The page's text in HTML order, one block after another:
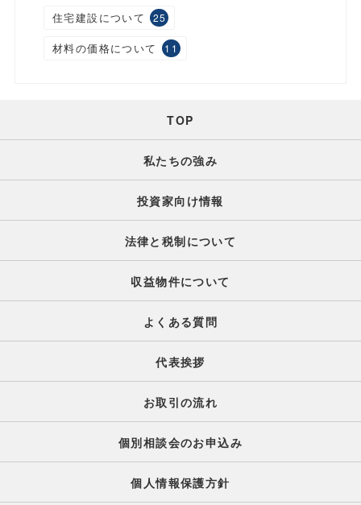
住宅建設について 25
材料の価格について 11
TOP
私たちの強み
投資家向け情報
法律と税制について
収益物件について
よくある質問
代表挨拶
お取引の流れ
個別相談会のお申込み
個人情報保護方針